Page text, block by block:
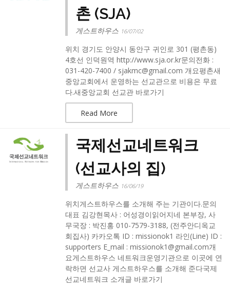
촌 (SJA)
게스트하우스 16/07/02
위치 경기도 안양시 동안구 귀인로 301 (평촌동)
4호선 인덕원역 http://www.sja.or.kr문의전화 :
031-420-7400 / sjakmc@gmail.com 개요평촌새
중앙교회에서 운영하는 선교관으로 비용은 무료
다.새중앙교회 선교관 바로가기
Read More
국제선교네트워크
(선교사의 집)
게스트하우스 16/06/19
위치게스트하우스를 소개해 주는 기관이다.문의
대표 김강현목사 : 어성경이읽어지네 본부장, 사
무국장 : 박진홍 010-7579-3188, (전주안디옥교
회집사) 카카오톡 ID : missionok1 라인(Line) ID :
supporters E_mail : missionok1@gmail.com개
요게스트하우스 네트워크운영기관으로 이곳에 연
락하면 선교사 게스트하우스를 소개해 준다국제
선교네트워크 소개글 바로가기